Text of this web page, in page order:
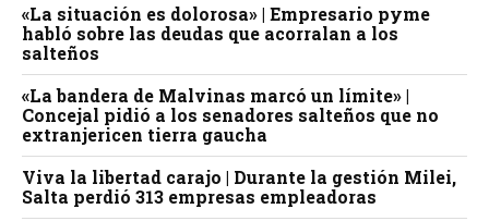
«La situación es dolorosa» | Empresario pyme
habló sobre las deudas que acorralan a los
salteños
«La bandera de Malvinas marcó un límite» |
Concejal pidió a los senadores salteños que no
extranjericen tierra gaucha
Viva la libertad carajo | Durante la gestión Milei,
Salta perdió 313 empresas empleadoras